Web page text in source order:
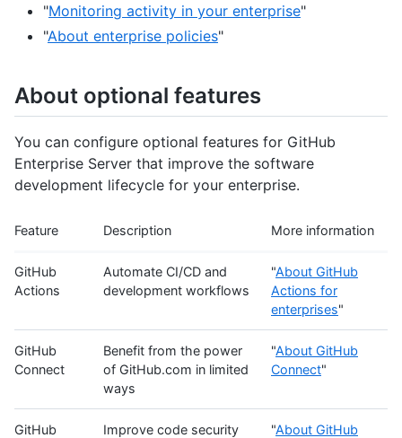
"Monitoring activity in your enterprise"
"About enterprise policies"
About optional features
You can configure optional features for GitHub
Enterprise Server that improve the software
development lifecycle for your enterprise.
Feature Description More information
GitHub
Actions
Automate CI/CD and
development workflows
"About GitHub
Actions for
enterprises"
GitHub
Connect
Benefit from the power
of GitHub.com in limited
ways
"About GitHub
Connect"
GitHub
Improve code security
"About GitHub